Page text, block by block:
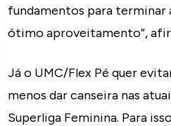
fundamentos para terminar
ótimo aproveitamento”,
Já o UMC/Flex Pé quer
menos dar canseira nas
Superliga Feminina. Para